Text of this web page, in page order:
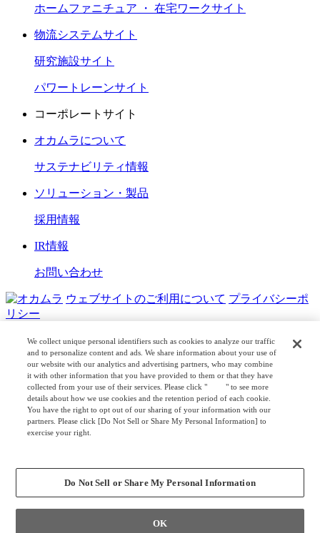
ホームファニチュア ・ 在宅ワークサイト
物流システムサイト
研究施設サイト
パワートレーンサイト
コーポレートサイト
オカムラについて
サステナビリティ情報
ソリューション・製品
採用情報
IR情報
お問い合わせ
ウェブサイトのご利用について プライバシーポ
リシー
COPYRIGHT © OKAMURA CORPORATION. ALL RIGHTS
RESERVED.
日本公式 企業広報
We collect unique personal identifiers such as cookies to analyze our traffic
and to personalize content and ads. We share information about your use of
our website with our analytics and advertising partners, who may combine
it with other information that you have provided to them or that they have
collected from your use of their services. Please click "
here" to see more
details about how we use cookies and the retention period of each cookie.
You have the right to opt out of our sharing of your information with our
partners. Please click [Do Not Sell or Share My Personal Information] to
exercise your right.
Do Not Sell or Share My Personal Information
OK